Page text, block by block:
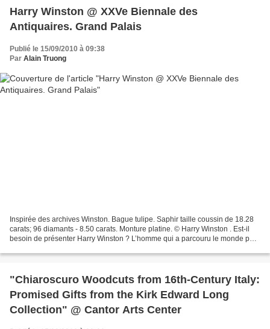
Harry Winston @ XXVe Biennale des
Antiquaires. Grand Palais
Publié le 15/09/2010 à 09:38
Par Alain Truong
Inspirée des archives Winston. Bague tulipe. Saphir taille coussin de 18.28
carats; 96 diamants - 8.50 carats. Monture platine. © Harry Winston . Est-il
besoin de présenter Harry Winston ? L’homme qui a parcouru le monde pour
"Chiaroscuro Woodcuts from 16th-Century Italy:
Promised Gifts from the Kirk Edward Long
Collection" @ Cantor Arts Center